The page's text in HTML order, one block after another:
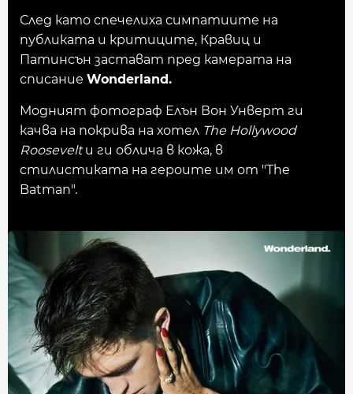
След като спечелиха симпатиите на
публиката и критиците, Кравиц и
Патинсън застават пред камерата на
списание Wonderland.
Модният фотограф Елън Вон Унверт ги
качва на покрива на хотел The Hollywood
Rooseveltи ги облича в кожа, в
стилистиката на героите им от "The
Batman".